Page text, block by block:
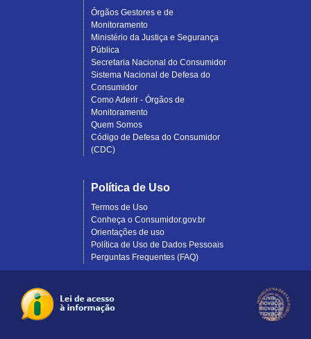
Órgãos Gestores e de
Monitoramento
Ministério da Justiça e Segurança
Pública
Secretaria Nacional do Consumidor
Sistema Nacional de Defesa do
Consumidor
Como Aderir - Órgãos de
Monitoramento
Quem Somos
Código de Defesa do Consumidor
(CDC)
Política de Uso
Termos de Uso
Conheça o Consumidor.gov.br
Orientações de uso
Política de Uso de Dados Pessoais
Perguntas Frequentes (FAQ)